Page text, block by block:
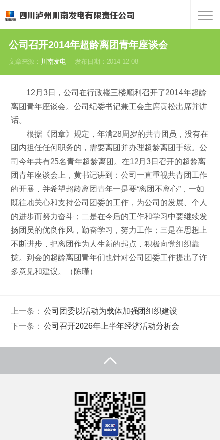
公司召开2014年超龄离团青年座谈会
文章来源： 川南发电 发布日期：2014-12-08
12月3日，公司在行政楼三楼顺利召开了2014年超龄
离团青年座谈会。公司纪委书记兼工会主席黄松出席并讲
话。
根据《团章》规定，年满28周岁的共青团员，没有在
团内担任任何职务的，需要离团并办理超龄离团手续。公
司今年共有25名青年超龄离团。在12月3日召开的超龄离
团青年座谈会上，黄书记讲到：公司一直重视共青团工作
的开展，并希望超龄离团青年一是要“离团不离心”，一如
既往地关心和支持公司团委的工作，为公司的发展、个人
的进步而努力奋斗；二是在今后的工作和学习中要继续发
扬团员的优良作风，勤奋学习，努力工作；三是在思想上
不断进步，把离团作为人生新的起点，积极向党组织靠
拢。到会的超龄离团青年们也针对公司团委工作提出了许
多意见和建议。（陈瑾）
上一条：
公司团委以活动为载体加强团组织建设
下一条：
公司召开2026年上半年经济活动分析会